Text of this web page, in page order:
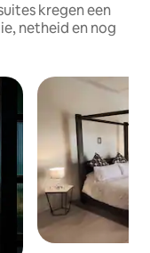
kregen een
netheid en nog